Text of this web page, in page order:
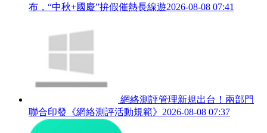
布，“中秋+國慶”拚假催熱長線遊2026-08-08 07:41
網絡測評管理新規出台！兩部門
聯合印發《網絡測評活動規範》 2026-08-08 07:37